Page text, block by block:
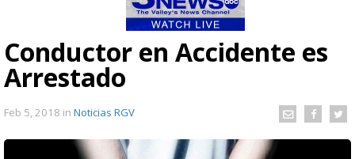
Conductor en Accidente es
Arrestado
Feb 5, 2018 in Noticias RGV